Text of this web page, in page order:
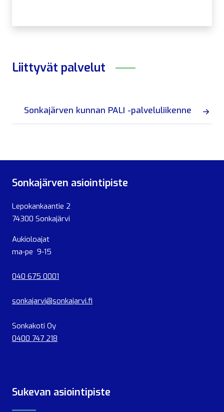
Liittyvät palvelut
Sonkajärven kunnan PALI -palveluliikenne
Sonkajärven asiointipiste
Lepokankaantie 2
74300 Sonkajärvi
Aukioloajat
ma-pe 9-15
040 675 0001
sonkajarvi@sonkajarvi.fi
Sonkakoti Oy
0400 747 218
Sukevan asiointipiste